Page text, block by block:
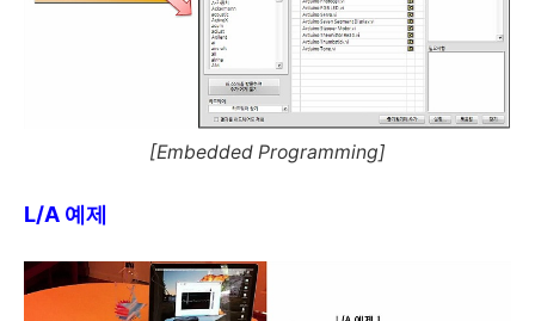
[Embedded Programming]
L/A 예제